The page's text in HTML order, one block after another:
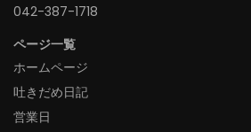
042-387-1718‬
ページ一覧
ホームページ
吐きだめ日記
営業日